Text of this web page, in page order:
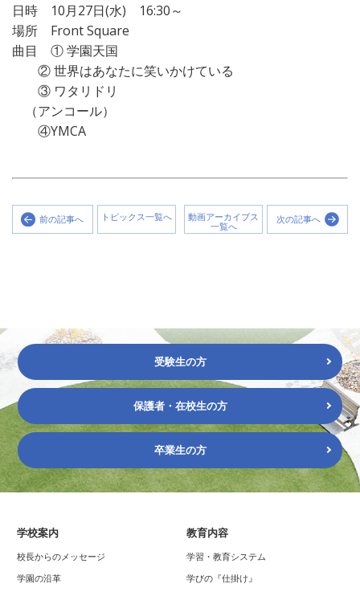
日時 10月27日(水) 16:30～
場所 Front Square
曲目 ① 学園天国
② 世界はあなたに笑いかけている
③ ワタリドリ
（アンコール）
④YMCA
前の記事へ トピックス一覧へ
動画アーカイブス
一覧へ
次の記事へ
受験生の方
保護者・在校生の方
卒業生の方
学校案内
校長からのメッセージ
学園の沿革
教育内容
学習・教育システム
学びの『仕掛け』